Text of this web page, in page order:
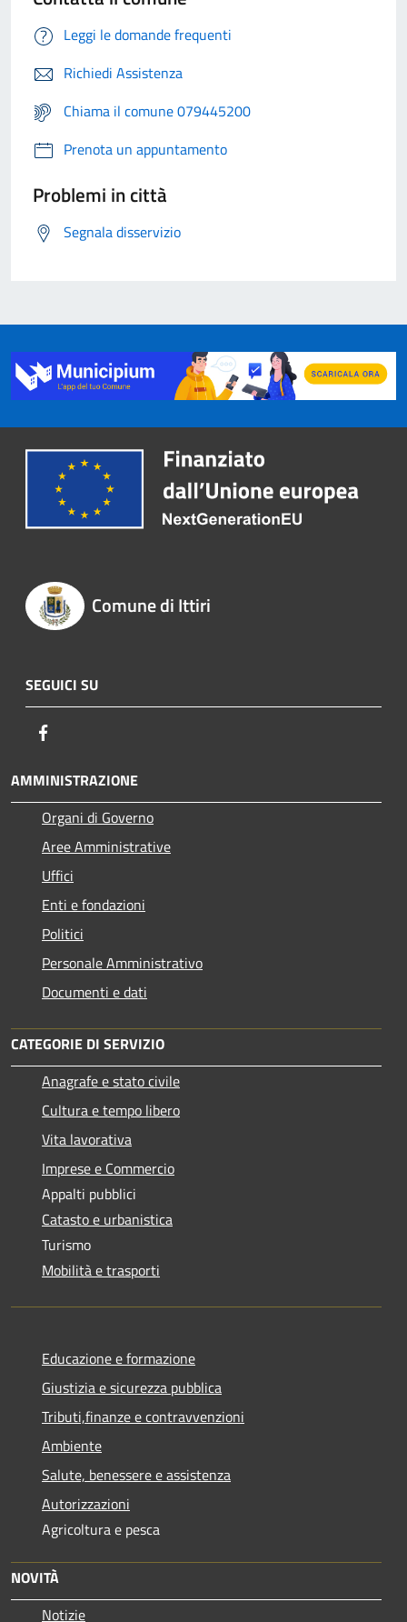
Leggi le domande frequenti
Richiedi Assistenza
Chiama il comune 079445200
Prenota un appuntamento
Problemi in città
Segnala disservizio
Comune di Ittiri
SEGUICI SU
AMMINISTRAZIONE
Organi di Governo
Aree Amministrative
Uffici
Enti e fondazioni
Politici
Personale Amministrativo
Documenti e dati
CATEGORIE DI SERVIZIO
Anagrafe e stato civile
Cultura e tempo libero
Vita lavorativa
Imprese e Commercio
Appalti pubblici
Catasto e urbanistica
Turismo
Mobilità e trasporti
Educazione e formazione
Giustizia e sicurezza pubblica
Tributi,finanze e contravvenzioni
Ambiente
Salute, benessere e assistenza
Autorizzazioni
Agricoltura e pesca
NOVITÀ
Notizie